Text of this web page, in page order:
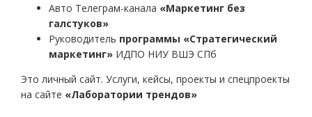
Авто Телеграм-канала «Маркетинг без
галстуков»
Руководитель программы «Стратегический
маркетинг» ИДПО НИУ ВШЭ СПб
Это личный сайт. Услуги, кейсы, проекты и спецпроекты
на сайте «Лаборатории трендов»